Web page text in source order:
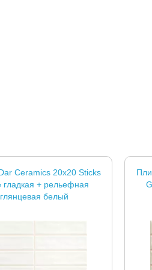
Ceramics 20x20 Sticks
гладкая + рельефная
глянцевая белый